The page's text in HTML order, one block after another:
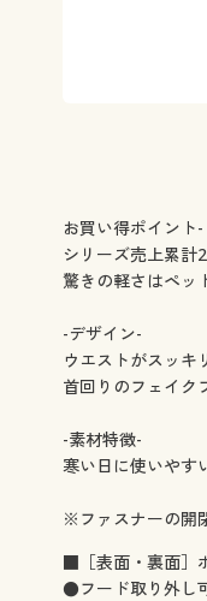
お買い得ポイント-
シリーズ売上累計
驚きの軽さはペッ
-デザイン-
ウエストがスッキ
首回りのフェイク
-素材特徴-
寒い日に使いやす
※ファスナーの開
■［表面・裏面］
●フード取り外し